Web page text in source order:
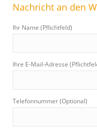
c
:
Nachricht an den
Ihr Name (Pflichtfeld)
Ihre E-Mail-Adresse
Telefonnummer (Optional)